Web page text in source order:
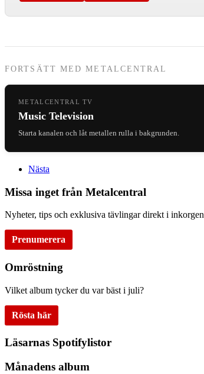
FORTSÄTT MED METALCENTRAL
METALCENTRAL TV
Music Television
Starta kanalen och låt metallen rulla i bakgrunden.
Nästa
Missa inget från Metalcentral
Nyheter, tips och exklusiva tävlingar direkt i
Prenumerera
Omröstning
Vilket album tycker du var bäst i juli?
Rösta här
Läsarnas Spotifylistor
Månadens album